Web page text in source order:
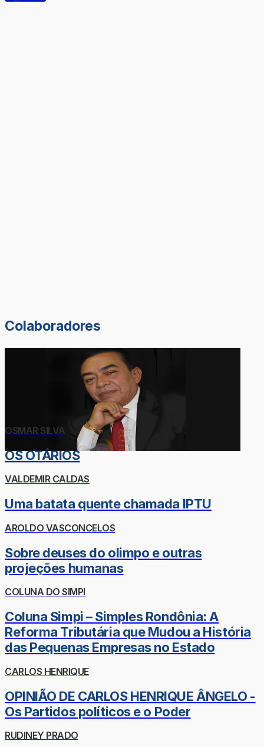
Colaboradores
OSMAR SILVA
OS OTÁRIOS
VALDEMIR CALDAS
Uma batata quente chamada IPTU
AROLDO VASCONCELOS
Sobre deuses do olimpo e outras
projeções humanas
COLUNA DO SIMPI
Coluna Simpi – Simples Rondônia: A
Reforma Tributária que Mudou a História
das Pequenas Empresas no Estado
CARLOS HENRIQUE
OPINIÃO DE CARLOS HENRIQUE ÂNGELO -
Os Partidos políticos e o Poder
RUDINEY PRADO